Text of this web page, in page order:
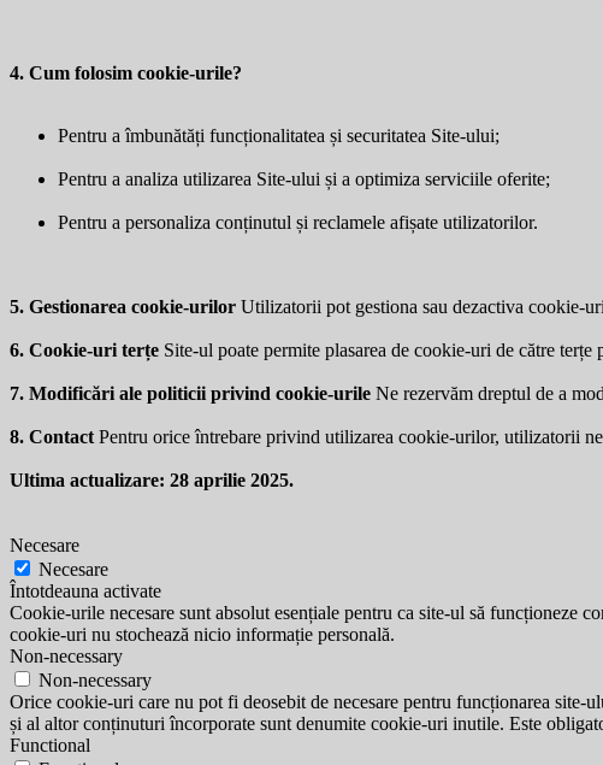
4. Cum folosim cookie-urile?
Pentru a îmbunătăți funcționalitatea și securitatea Site-ului;
Pentru a analiza utilizarea Site-ului și a optimiza serviciile oferite;
Pentru a personaliza conținutul și reclamele afișate utilizatorilor.
5. Gestionarea cookie-urilor Utilizatorii pot gestiona sau dezactiva cookie-
6. Cookie-uri terțe Site-ul poate permite plasarea de cookie-uri de către
7. Modificări ale politicii privind cookie-urile Ne rezervăm dreptul de a
8. Contact Pentru orice întrebare privind utilizarea cookie-urilor, utilizatorii
Ultima actualizare: 28 aprilie 2025.
Necesare
Necesare
Întotdeauna activate
Cookie-urile necesare sunt absolut esențiale pentru ca site-ul să funcționeze
cookie-uri nu stochează nicio informație personală.
Non-necessary
Non-necessary
Orice cookie-uri care nu pot fi deosebit de necesare pentru funcționarea
și al altor conținuturi încorporate sunt denumite cookie-uri inutile. Este
Functional